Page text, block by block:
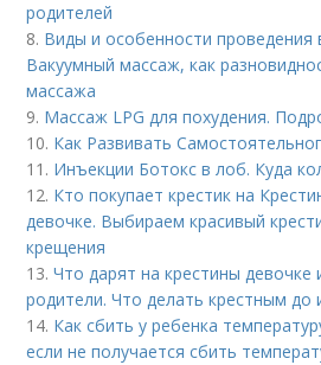
родителей
8. Виды и особенности проведения
Вакуумный массаж, как
массажа
9. Массаж LPG для похудения.
10. Как Развивать
11. Инъекции Ботокс в лоб. Куда
12. Кто покупает крестик на
девочке. Выбираем красивый
крещения
13.Что дарят на крестины девочке
родители. Что делать крестным до
14. Как сбить у ребенка
если не получается сбить